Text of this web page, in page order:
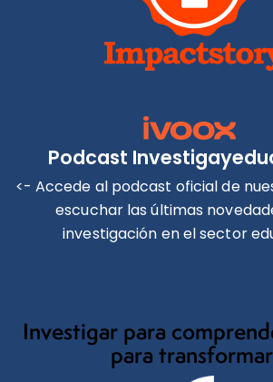
Podcast
<- Accede al podcast oficial de
escuchar las últimas
investigación en el sector
Investigar para
para